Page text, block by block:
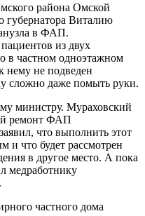
района Омской
губернатора Виталию
в ФАП.
из двух
в частном одноэтажном
нему не подведен
сложно даже помыть руки.
министру. Мураховский
ремонт ФАП
что выполнить этот
и что будет рассмотрен
в другое место. А пока
медработнику
частного дома